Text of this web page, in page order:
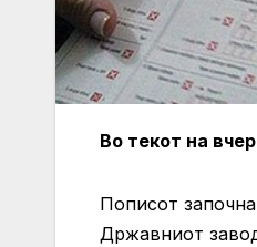
Во текот на
Пописот
Државниот